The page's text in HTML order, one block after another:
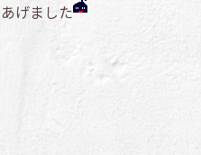
げました